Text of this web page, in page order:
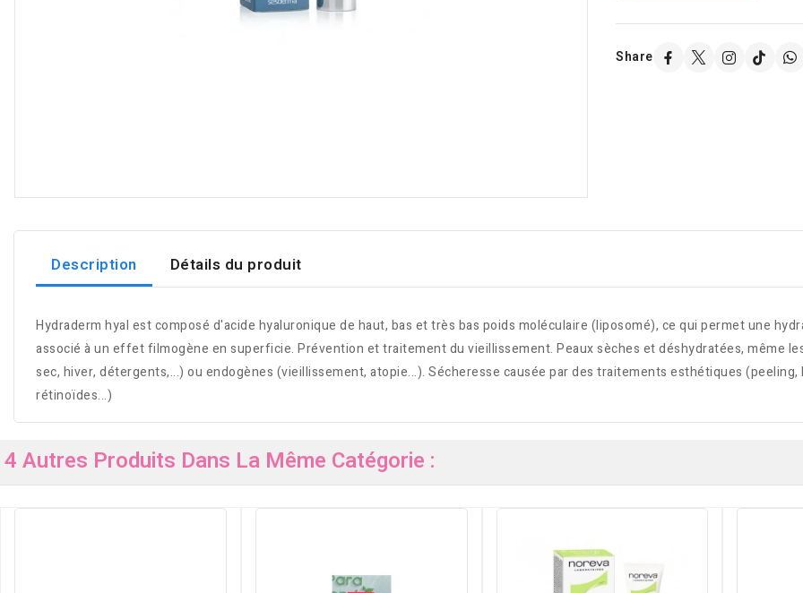
Share
Description Détails du produit
Hydraderm hyal est composé d'acide hyaluronique de haut, bas et très bas poids moléculaire (liposomé), ce qui permet une
associé à un effet filmogène en superficie. Prévention et traitement du vieillissement. Peaux sèches et déshydratées, même
sec, hiver, détergents,...) ou endogènes (vieillissement, atopie...). Sécheresse causée par des traitements esthétiques
rétinoïdes...)
4 Autres Produits Dans La Même Catégorie :